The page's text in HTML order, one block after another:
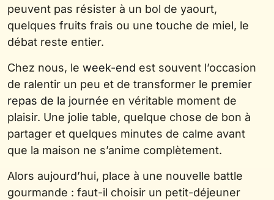
peuvent pas résister à un bol de yaourt,
quelques fruits frais ou une touche de miel, le
débat reste entier.
Chez nous, le week-end est souvent l’occasion
de ralentir un peu et de transformer le premier
repas de la journée en véritable moment de
plaisir. Une jolie table, quelque chose de bon à
partager et quelques minutes de calme avant
que la maison ne s’anime complètement.
Alors aujourd’hui, place à une nouvelle battle
gourmande : faut-il choisir un petit-déjeuner